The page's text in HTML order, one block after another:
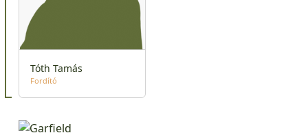
Tóth Tamás
Fordító